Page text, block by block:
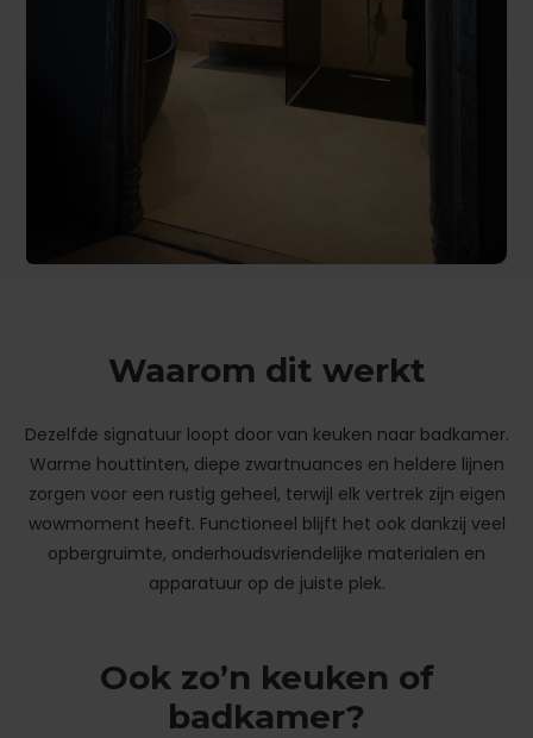
Waarom dit werkt
Dezelfde signatuur loopt door van keuken naar badkamer.
Warme houttinten, diepe zwartnuances en heldere lijnen
zorgen voor een rustig geheel, terwijl elk vertrek zijn eigen
wowmoment heeft. Functioneel blijft het ook dankzij veel
opbergruimte, onderhoudsvriendelijke materialen en
apparatuur op de juiste plek.
Ook zo’n keuken of
badkamer?